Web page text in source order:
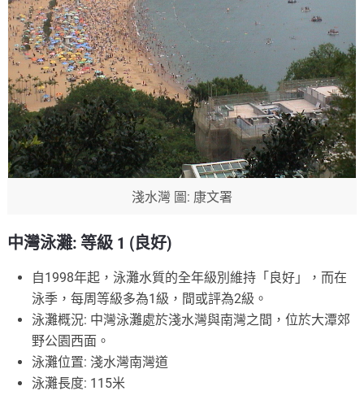
淺水灣 圖: 康文署
中灣泳灘: 等級 1 (良好)
自1998年起，泳灘水質的全年級別維持「良好」，而在
泳季，每周等級多為1級，間或評為2級。
泳灘概況: 中灣泳灘處於淺水灣與南灣之間，位於大潭郊
野公園西面。
泳灘位置: 淺水灣南灣道
泳灘長度: 115米